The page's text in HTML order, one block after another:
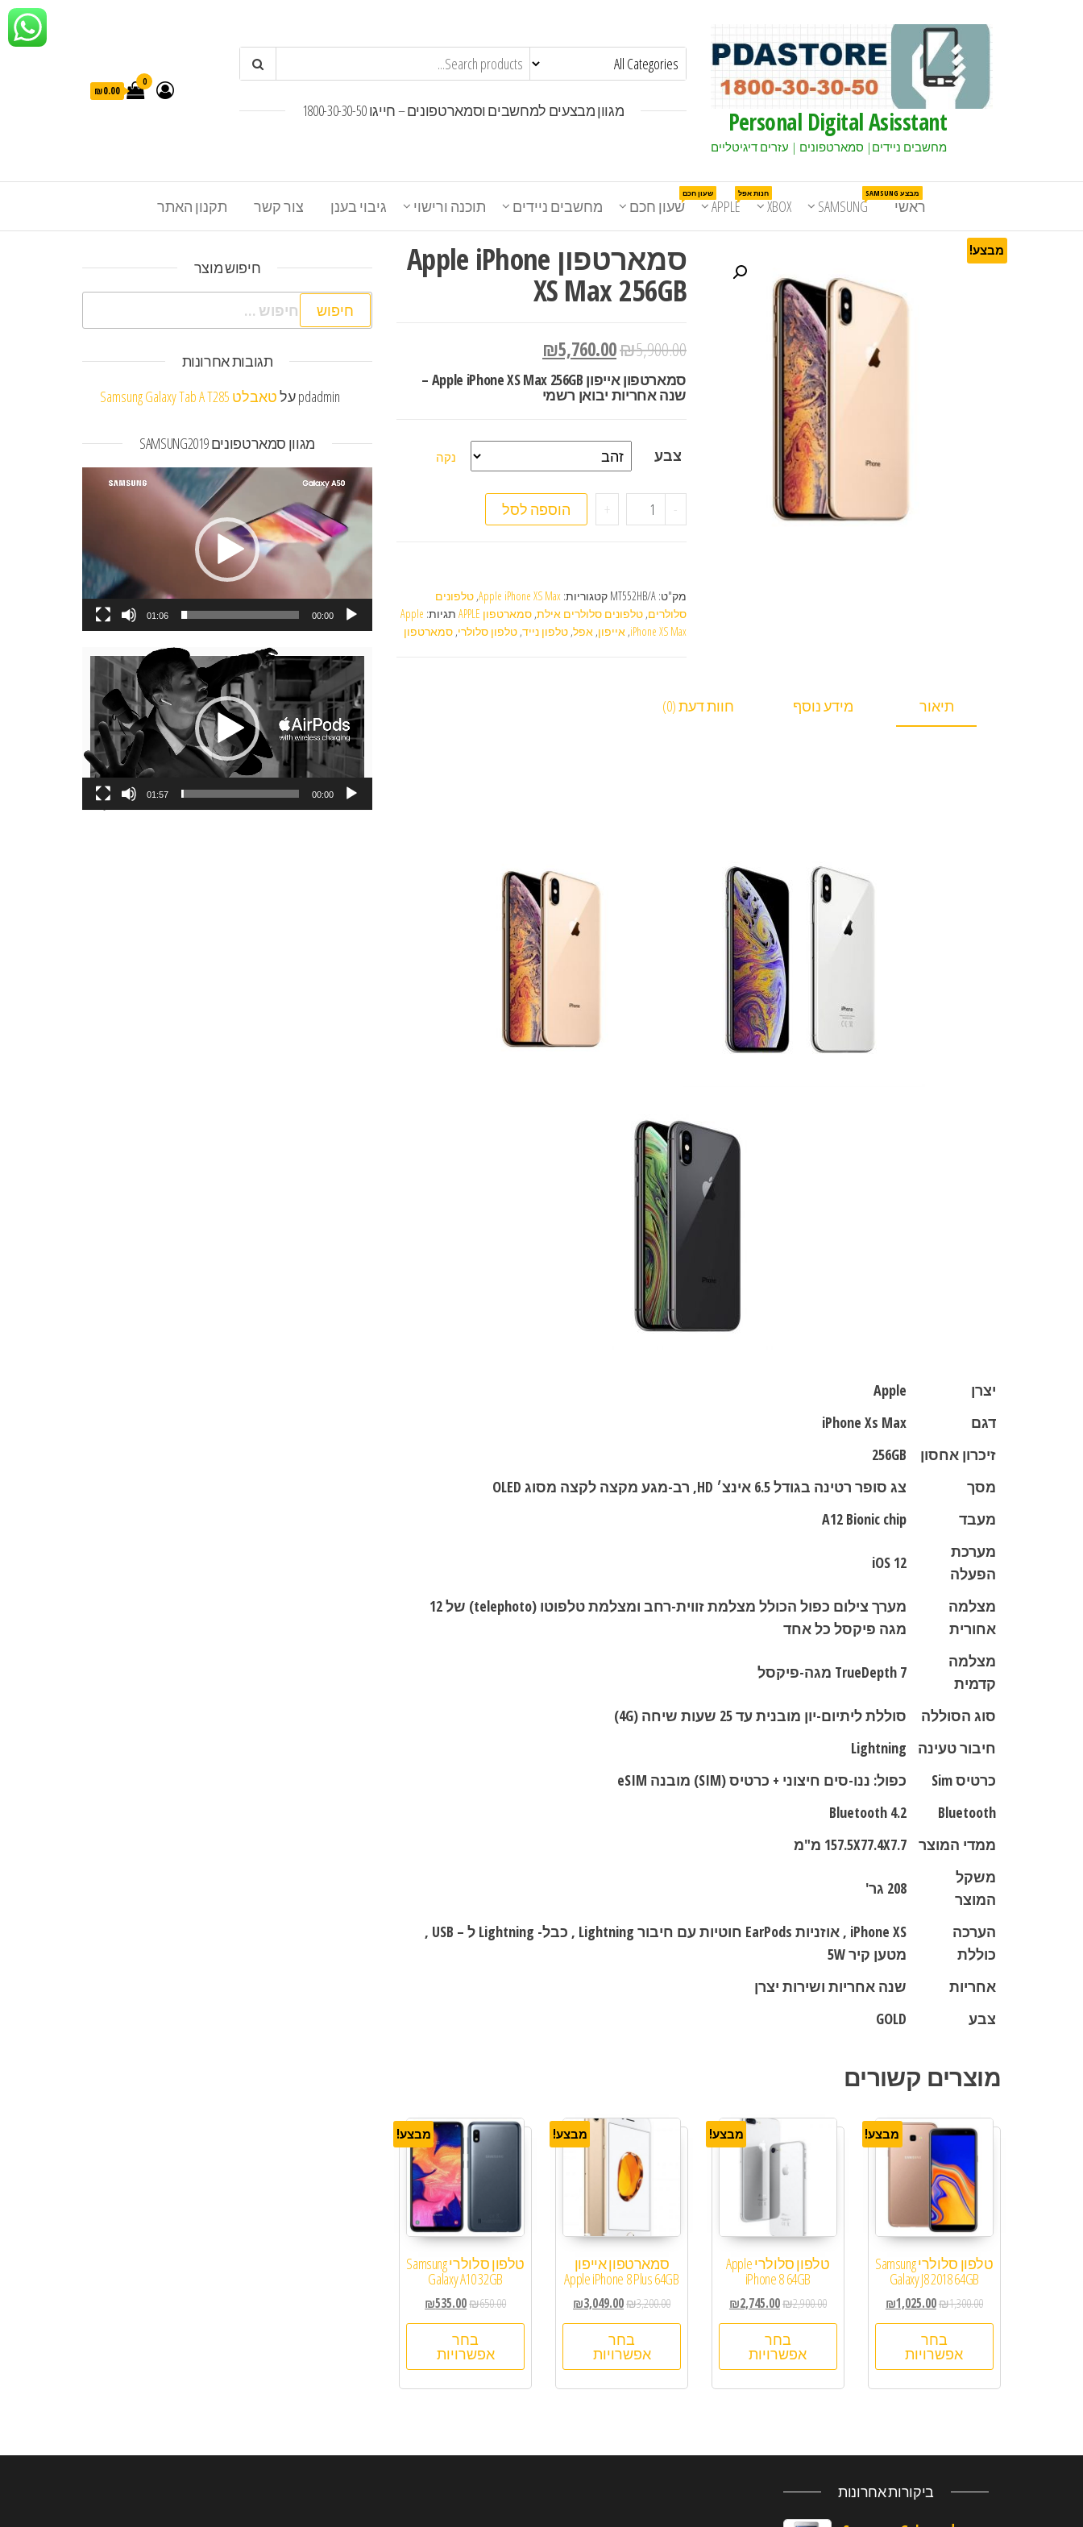
Personal Digital Asisstant
מחשבים ניידים| סמארטפונים | עזרים דיגיטליים
מגוון מבצעים למחשבים וסמארטפונים – חייגו 1800-30-30-50
0
₪0.00
ראשי SAMSUNG
מבצע SAMSUNG
XBOX
APPLE
חנות אפל
שעון חכם
שעון חכם
מחשבים ניידים תוכנה ורישוי גיבוי בענן צור קשר תקנון האתר
מבצע! סמארטפון Apple iPhone
XS Max 256GB
₪5,900.00
₪5,760.00
סמארטפון אייפון Apple iPhone XS Max 256GB –
שנה אחריות יבואן רשמי
צבע נקה
- כמות של סמארטפון Apple iPhone XS Max 256GB
+ הוספה לסל
מק"ט: MT552HB/A קטגוריות: Apple iPhone XS Max
, טלפונים
סלולרים, טלפונים סלולרים אילת, סמארטפון APPLE תגיות: Apple
iPhone XS Max
, אייפון, אפל, טלפון נייד, טלפון סלולרי, סמארטפון
תיאור מידע נוסף חוות דעת (0)
יצרן
Apple
דגם
iPhone Xs Max
זיכרון אחסון
256GB
מסך
צג סופר רטינה בגודל 6.5 אינצ׳ HD, רב-מגע מקצה לקצה מסוג OLED
מעבד
A12 Bionic chip
מערכת
הפעלה
iOS 12
מצלמה
אחורית
מערך צילום כפול הכולל מצלמת זווית-רחב ומצלמת טלפוטו (telephoto) של 12
מגה פיקסל כל אחד
מצלמה
קדמית
TrueDepth 7 מגה-פיקסל
סוג הסוללה
סוללת ליתיום-יון מובנית עד 25 שעות שיחה (4G)
חיבור טעינה
Lightning
כרטיס Sim
כפול: ננו-סים חיצוני + כרטיס (SIM) מובנה eSIM
Bluetooth
Bluetooth 4.2
ממדי המוצר
157.5X77.4X7.7 מ"מ
משקל
המוצר
208 גר'
הערכה
כוללת
iPhone XS , אוזניות EarPods חוטיות עם חיבור Lightning , כבל- Lightning ל – USB ,
מטען קיר 5W
אחריות
שנה אחריות ושירות יצרן
צבע
GOLD
מוצרים קשורים
מבצע!
טלפון סלולרי Samsung
Galaxy J8 2018 64GB
₪1,300.00
₪1,025.00
בחר
אפשרויות
מבצע!
טלפון סלולרי Apple
iPhone 8 64GB
₪2,900.00
₪2,745.00
בחר
אפשרויות
מבצע!
סמארטפון אייפון
Apple iPhone 8 Plus 64GB
₪3,200.00
₪3,049.00
בחר
אפשרויות
מבצע!
טלפון סלולרי Samsung
Galaxy A10 32GB
₪650.00
₪535.00
בחר
אפשרויות
חיפוש מוצר
חיפוש:
תגובות אחרונות
pdadminעלטאבלט Samsung Galaxy Tab A T285
מגוון סמארטפונים SAMSUNG2019
נגן
וידאו
00:00
01:06
נגן
וידאו
00:00
01:57
ביקורות אחרונות